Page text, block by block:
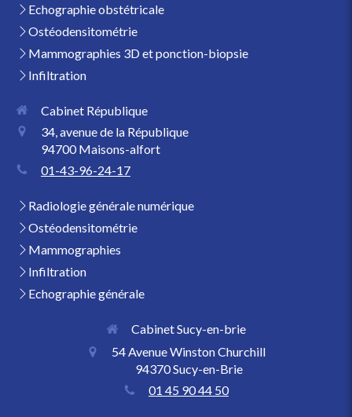
Echographie obstétricale
Ostéodensitométrie
Mammographies 3D et ponction-biopsie
Infiltration
Cabinet République
34, avenue de la République
94700 Maisons-alfort
01-43-96-24-17
Radiologie générale numérique
Ostéodensitométrie
Mammographies
Infiltration
Echographie générale
Cabinet Sucy-en-brie
54 Avenue Winston Churchill
94370Sucy-en-Brie
01 45 90 44 50